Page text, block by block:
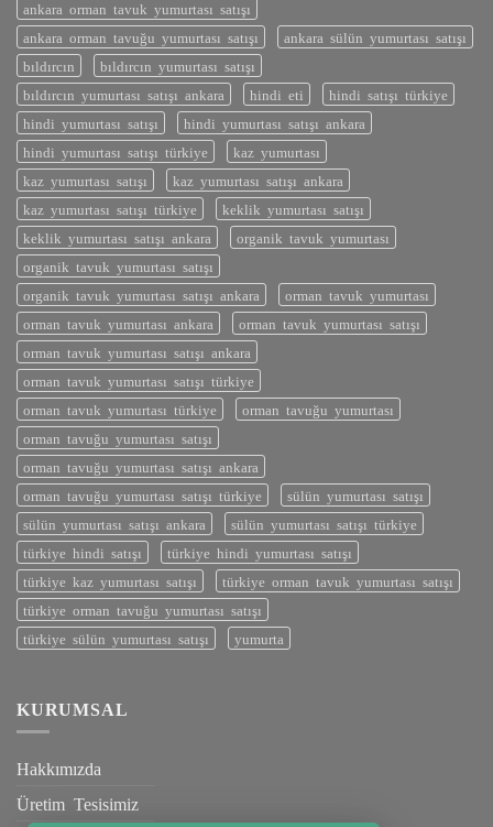
ankara orman tavuk yumurtası satışı
ankara orman tavuğu yumurtası satışı
ankara sülün yumurtası satışı
bıldırcın
bıldırcın yumurtası satışı
bıldırcın yumurtası satışı ankara
hindi eti
hindi satışı türkiye
hindi yumurtası satışı
hindi yumurtası satışı ankara
hindi yumurtası satışı türkiye
kaz yumurtası
kaz yumurtası satışı
kaz yumurtası satışı ankara
kaz yumurtası satışı türkiye
keklik yumurtası satışı
keklik yumurtası satışı ankara
organik tavuk yumurtası
organik tavuk yumurtası satışı
organik tavuk yumurtası satışı ankara
orman tavuk yumurtası
orman tavuk yumurtası ankara
orman tavuk yumurtası satışı
orman tavuk yumurtası satışı ankara
orman tavuk yumurtası satışı türkiye
orman tavuk yumurtası türkiye
orman tavuğu yumurtası
orman tavuğu yumurtası satışı
orman tavuğu yumurtası satışı ankara
orman tavuğu yumurtası satışı türkiye
sülün yumurtası satışı
sülün yumurtası satışı ankara
sülün yumurtası satışı türkiye
türkiye hindi satışı
türkiye hindi yumurtası satışı
türkiye kaz yumurtası satışı
türkiye orman tavuk yumurtası satışı
türkiye orman tavuğu yumurtası satışı
türkiye sülün yumurtası satışı
yumurta
KURUMSAL
Hakkımızda
Üretim Tesisimiz